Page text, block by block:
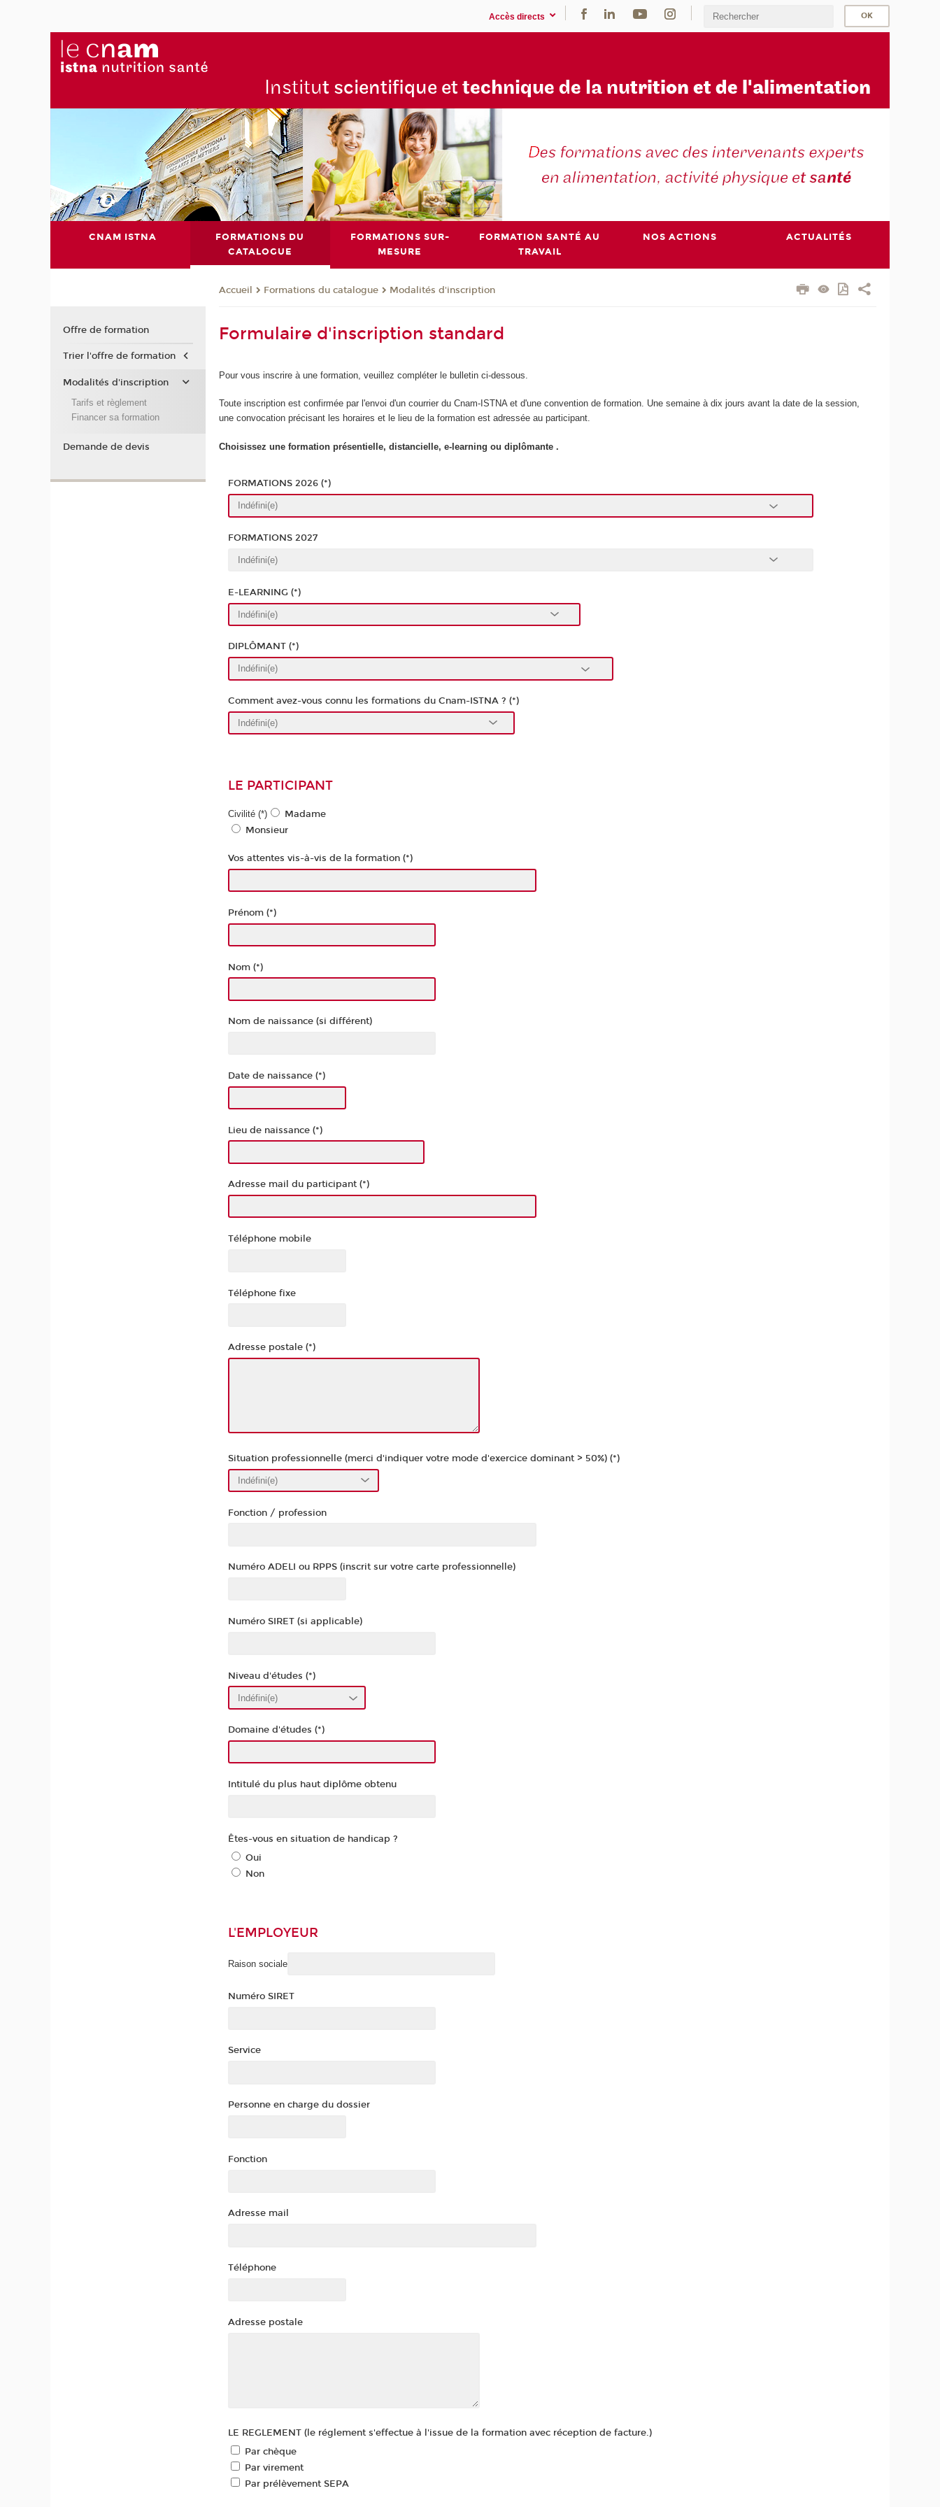
Accès directs
Institut scientifique et technique de la nutrition et de l'alimentation
CNAM ISTNA
FORMATIONS DU
CATALOGUE
FORMATIONS SUR-
MESURE
FORMATION SANTÉ AU
TRAVAIL
NOS ACTIONS ACTUALITÉS
Accueil Formations du catalogue Modalités d'inscription
Formulaire d'inscription standard
Pour vous inscrire à une formation, veuillez compléter le bulletin ci-dessous.
Toute inscription est confirmée par l'envoi d'un courrier du Cnam-ISTNA et d'une convention de formation. Une semaine à dix jours avant la date de la session,
une convocation précisant les horaires et le lieu de la formation est adressée au participant.
Choisissez une formation présentielle, distancielle, e-learning ou diplômante .
FORMATIONS 2026 (*)
FORMATIONS 2027
E-LEARNING (*)
DIPLÔMANT (*)
Comment avez-vous connu les formations du Cnam-ISTNA ? (*)
LE PARTICIPANT
Civilité (*)
Madame
Monsieur
Vos attentes vis-à-vis de la formation (*)
Prénom (*)
Nom (*)
Nom de naissance (si différent)
Date de naissance (*)
Lieu de naissance (*)
Adresse mail du participant (*)
Téléphone mobile
Téléphone fixe
Adresse postale (*)
Situation professionnelle (merci d'indiquer votre mode d'exercice dominant > 50%) (*)
Fonction / profession
Numéro ADELI ou RPPS (inscrit sur votre carte professionnelle)
Numéro SIRET (si applicable)
Niveau d'études (*)
Domaine d'études (*)
Intitulé du plus haut diplôme obtenu
Êtes-vous en situation de handicap ?
Oui
Non
L'EMPLOYEUR
Raison sociale
Numéro SIRET
Service
Personne en charge du dossier
Fonction
Adresse mail
Téléphone
Adresse postale
LE REGLEMENT (le réglement s'effectue à l'issue de la formation avec réception de facture.)
Par chèque
Par virement
Par prélèvement SEPA
Offre de formation
Trier l'offre de formation
Modalités d'inscription
Tarifs et règlement
Financer sa formation
Demande de devis